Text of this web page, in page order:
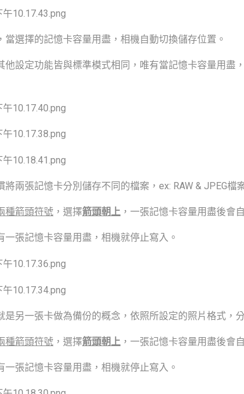
當選擇的記憶卡容量用盡，相機自動切換儲存位置。
他設定功能皆與標準模式相同，唯有當記憶卡容量用盡
將兩張記憶卡分別儲存不同的檔案，ex: RAW & JPEG檔
種箭頭符號 ，選擇箭頭朝上 ，一張記憶卡容量用盡後會
一張記憶卡容量用盡，相機就停止寫入。
是另一張卡做為備份的概念，依照所設定的照片格式，
種箭頭符號 ，選擇箭頭朝上 ，一張記憶卡容量用盡後會
一張記憶卡容量用盡，相機就停止寫入。